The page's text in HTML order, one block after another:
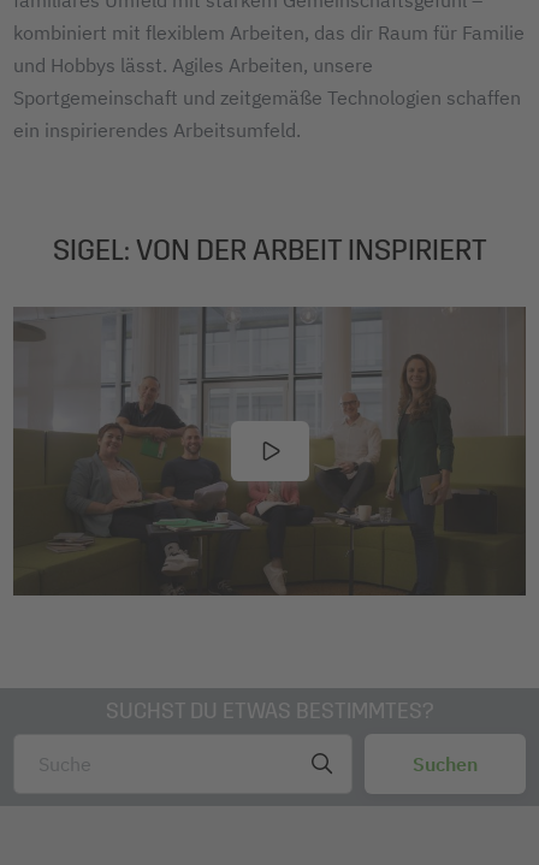
kombiniert mit flexiblem Arbeiten, das dir Raum für Familie
und Hobbys lässt. Agiles Arbeiten, unsere
Sportgemeinschaft und zeitgemäße Technologien schaffen
ein inspirierendes Arbeitsumfeld.
SIGEL: VON DER ARBEIT INSPIRIERT
SUCHST DU ETWAS BESTIMMTES?